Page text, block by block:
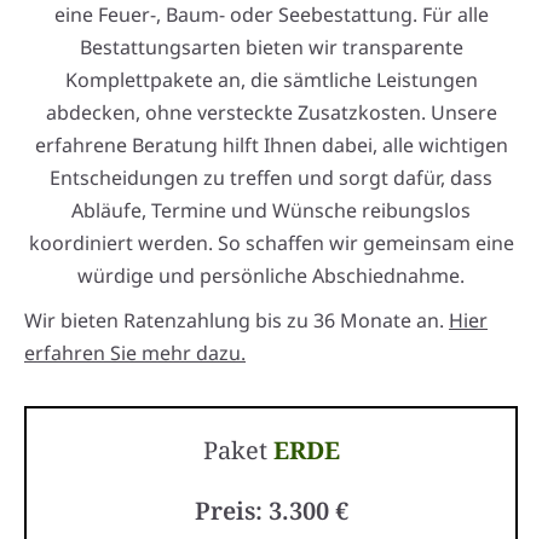
eine Feuer-, Baum- oder Seebestattung. Für alle
Bestattungsarten bieten wir transparente
Komplettpakete an, die sämtliche Leistungen
abdecken, ohne versteckte Zusatzkosten. Unsere
erfahrene Beratung hilft Ihnen dabei, alle wichtigen
Entscheidungen zu treffen und sorgt dafür, dass
Abläufe, Termine und Wünsche reibungslos
koordiniert werden. So schaffen wir gemeinsam eine
würdige und persönliche Abschiednahme.
Wir bieten Ratenzahlung bis zu 36 Monate an. Hier
erfahren Sie mehr dazu.
PaketERDE
Preis: 3.300 €